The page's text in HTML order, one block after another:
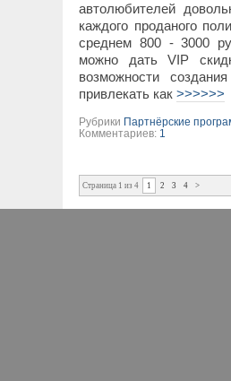
автолюбителей
каждого проданого
среднем 800 - 3000
можно дать VIP
возможности
привлекать как>>>>>>
Рубрики Партнёрские
Комментариев: 1
Страница 1 из 4 1 2 3 4 >